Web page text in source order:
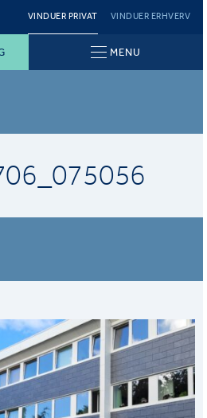
VINDUER PRIVAT VINDUER ERHVERV
MENU